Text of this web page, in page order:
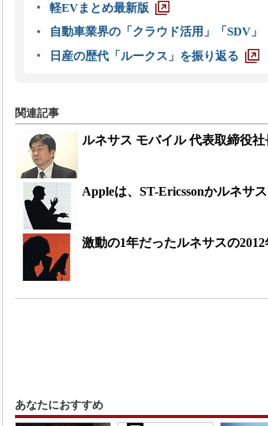
軽EVまとめ最新版
自動車業界の「クラウド活用」「SDV
日産の歴代「ルークス」を振り返る
関連記事
ルネサス モバイル 代表取締役
Appleは、ST-Ericssonかルネサ
激動の1年だったルネサスの
あなたにおすすめ